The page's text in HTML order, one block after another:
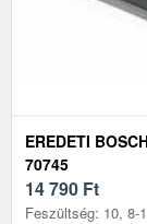
EREDETI
70745
14 790 Ft
Feszültség: 10, 8-